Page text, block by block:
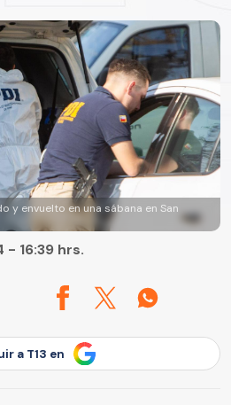
y envuelto en una sábana en San
16:39 hrs.
a T13 en